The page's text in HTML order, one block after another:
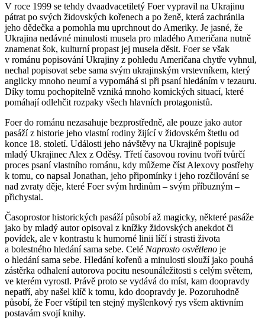
V roce 1999 se tehdy dvaadvacetiletý Foer vypravil na Ukrajinu
pátrat po svých židovských kořenech a po ženě, která zachránila
jeho dědečka a pomohla mu uprchnout do Ameriky. Je jasné, že
Ukrajina nedávné minulosti musela pro mladého Američana nutně
znamenat šok, kulturní propast jej musela děsit. Foer se však
v románu popisování Ukrajiny z pohledu Američana chytře vyhnul,
nechal popisovat sebe sama svým ukrajinským vrstevníkem, který
anglicky mnoho neumí a vypomáhá si při psaní hledáním v tezauru.
Díky tomu pochopitelně vzniká mnoho komických situací, které
pomáhají odlehčit rozpaky všech hlavních protagonistů.
Foer do románu nezasahuje bezprostředně, ale pouze jako autor
pasáží z historie jeho vlastní rodiny žijící v židovském štetlu od
konce 18. století. Události jeho návštěvy na Ukrajině popisuje
mladý Ukrajinec Alex z Oděsy. Třetí časovou rovinu tvoří tvůrčí
proces psaní vlastního románu, kdy můžeme číst Alexovy postřehy
k tomu, co napsal Jonathan, jeho připomínky i jeho rozčilování se
nad zvraty děje, které Foer svým hrdinům – svým příbuzným –
přichystal.
Časoprostor historických pasáží působí až magicky, některé pasáže
jako by mladý autor opisoval z knížky židovských anekdot či
povídek, ale v kontrastu k humorné linii líčí i strasti života
a bolestného hledání sama sebe. Celé Naprosto osvětleno je
o hledání sama sebe. Hledání kořenů a minulosti slouží jako pouhá
zástěrka odhalení autorova pocitu nesounáležitosti s celým světem,
ve kterém vyrostl. Právě proto se vydává do míst, kam doopravdy
nepatří, aby našel klíč k tomu, kdo doopravdy je. Pozoruhodně
působí, že Foer vštípil ten stejný myšlenkový rys všem aktivním
postavám svojí knihy.